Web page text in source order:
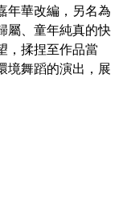
年華改編，另名為
屬、童年純真的快
，揉捏至作品當
境舞蹈的演出，展